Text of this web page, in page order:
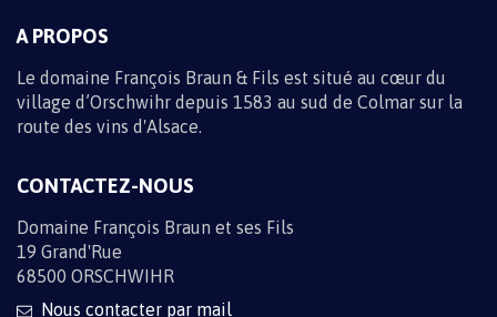
A PROPOS
Le domaine François Braun & Fils est situé au cœur du
village d’Orschwihr depuis 1583 au sud de Colmar sur la
route des vins d'Alsace.
CONTACTEZ-NOUS
Domaine François Braun et ses Fils
19 Grand'Rue
68500 ORSCHWIHR
Nous contacter par mail